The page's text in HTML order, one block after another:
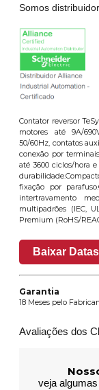
Somos
Contator reversor
motores até 9A/
50/60Hz, contatos
conexão por
até 3600 ciclos/hora
fixação por
intertravamento
multipadrões (IEC,
Premium (RoHS/
Baixar
Garantia
18 Meses pelo
Avaliações dos
veja